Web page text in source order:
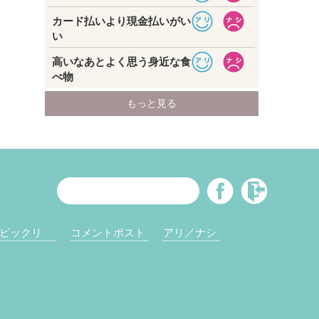
ビックリ コメントポスト アリ／ナシ